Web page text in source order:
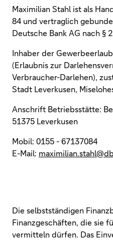
Maximilian Stahl ist als
84 und vertraglich
Deutsche Bank AG nach §
Inhaber der
(Erlaubnis zur
Verbraucher-Darlehen),
Stadt Leverkusen,
Anschrift Betriebsstätte:
51375 Leverkusen
Mobil: 0155 - 67137084
E-Mail:
Die selbstständigen
Finanzgeschäften, die sie
vermitteln dürfen. Das